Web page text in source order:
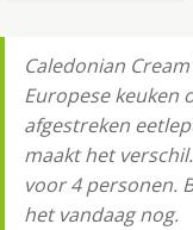
Caledonian
Europese keuken
afgestreken
maakt het
voor 4 personen.
het vandaag nog.